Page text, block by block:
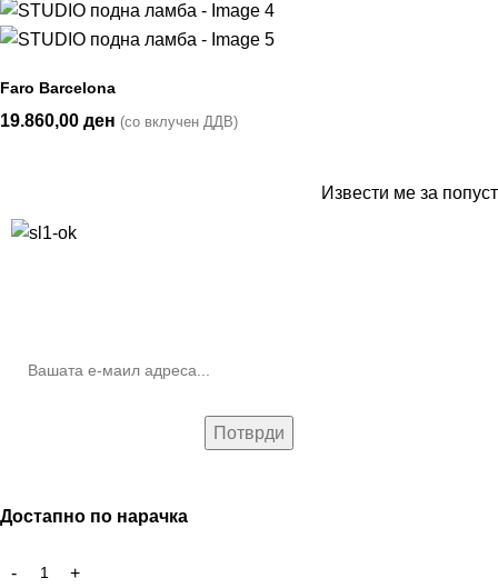
Faro Barcelona
19.860,00 ден (со вклучен ДДВ)
Извести ме за попуст
Достапно по нарачка